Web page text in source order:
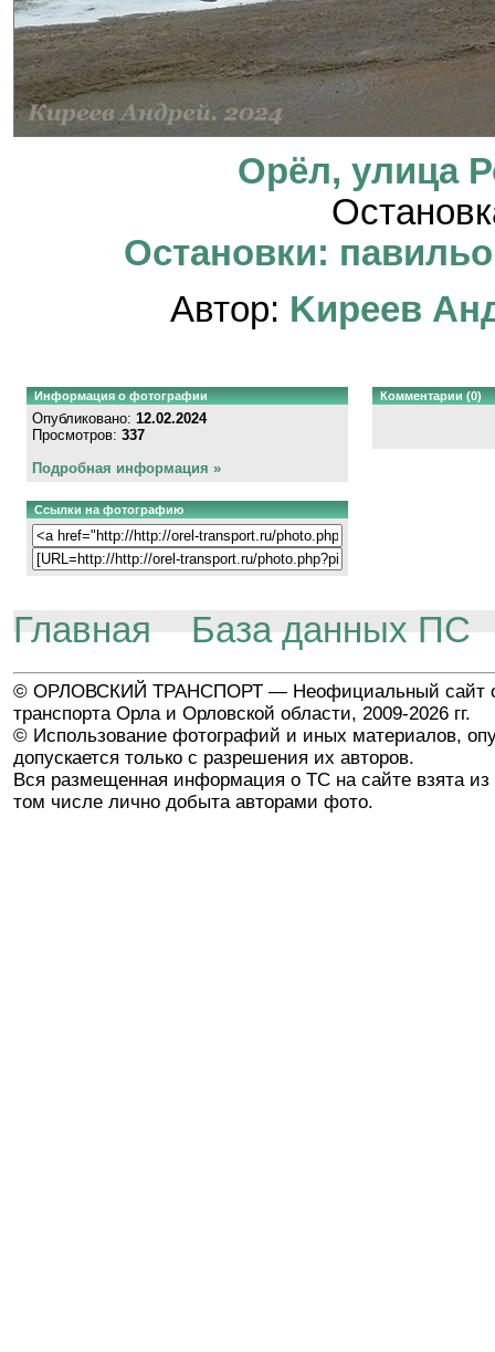
Орёл, улица
Остановки:
Автор: Kиpeeв
Информация о фотографии
Опубликовано: 12.02.2024
Просмотров: 337
Подробная информация »
Ссылки на фотографию
Комментарии (0)
Главная База данных ПС
© ОРЛОВСКИЙ ТРАНСПОРТ — Неофициальный сайт
транспорта Орла и Орловской области, 2009-2026 гг.
© Использование фотографий и иных материалов,
допускается только с разрешения их авторов.
Вся размещенная информация о ТС на сайте взята из
том числе лично добыта авторами фото.